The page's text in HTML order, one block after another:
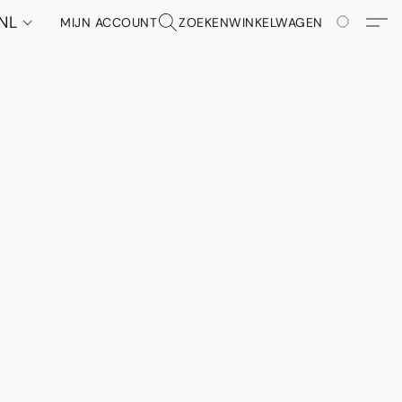
MIJN ACCOUNT ZOEKENWINKELWAGEN